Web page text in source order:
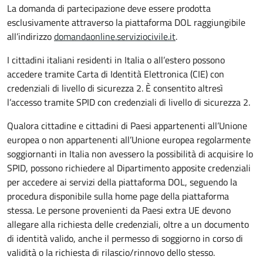
La domanda di partecipazione deve essere prodotta
esclusivamente attraverso la piattaforma DOL raggiungibile
all’indirizzodomandaonline.serviziocivile.it.
I cittadini italiani residenti in Italia o all’estero possono
accedere tramite Carta di Identità Elettronica (CIE) con
credenziali di livello di sicurezza 2. È consentito altresì
l’accesso tramite SPID con credenziali di livello di sicurezza 2.
Qualora cittadine e cittadini di Paesi appartenenti all’Unione
europea o non appartenenti all’Unione europea regolarmente
soggiornanti in Italia non avessero la possibilità di acquisire lo
SPID, possono richiedere al Dipartimento apposite credenziali
per accedere ai servizi della piattaforma DOL, seguendo la
procedura disponibile sulla home page della piattaforma
stessa. Le persone provenienti da Paesi extra UE devono
allegare alla richiesta delle credenziali, oltre a un documento
di identità valido, anche il permesso di soggiorno in corso di
validità o la richiesta di rilascio/rinnovo dello stesso.